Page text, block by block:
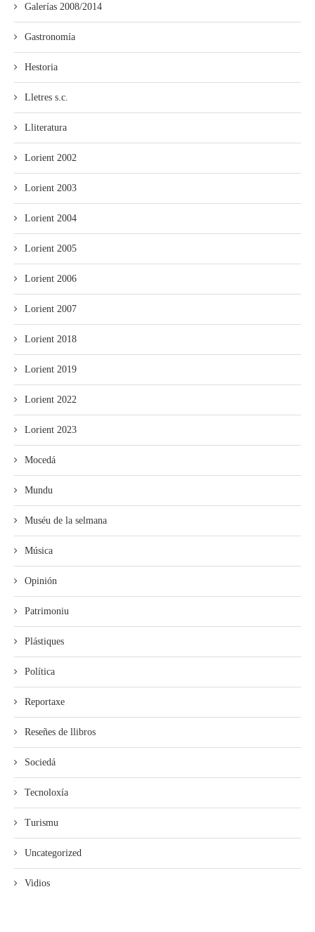
Galerías 2008/2014
Gastronomía
Hestoria
Lletres s.c.
Lliteratura
Lorient 2002
Lorient 2003
Lorient 2004
Lorient 2005
Lorient 2006
Lorient 2007
Lorient 2018
Lorient 2019
Lorient 2022
Lorient 2023
Mocedá
Mundu
Muséu de la selmana
Música
Opinión
Patrimoniu
Plástiques
Política
Reportaxe
Reseñes de llibros
Sociedá
Tecnoloxía
Turismu
Uncategorized
Vidios